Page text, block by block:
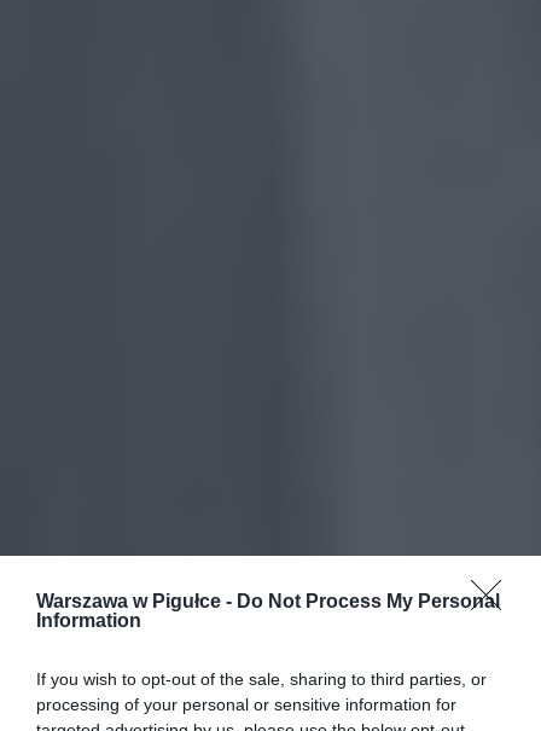
Warszawa w Pigułce - Do Not Process My Personal
Information
If you wish to opt-out of the sale, sharing to third parties, or
processing of your personal or sensitive information for